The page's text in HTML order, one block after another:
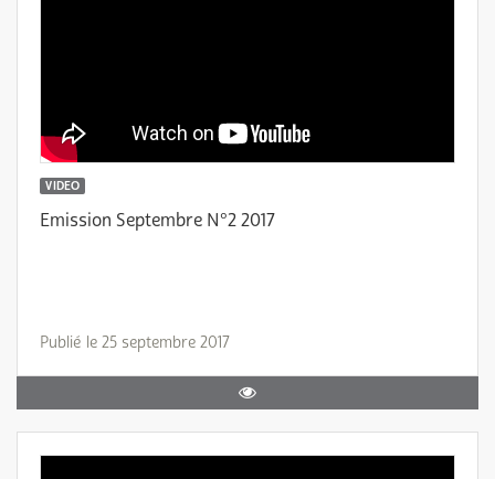
VIDEO
Emission Septembre N°2 2017
Publié le 25 septembre 2017